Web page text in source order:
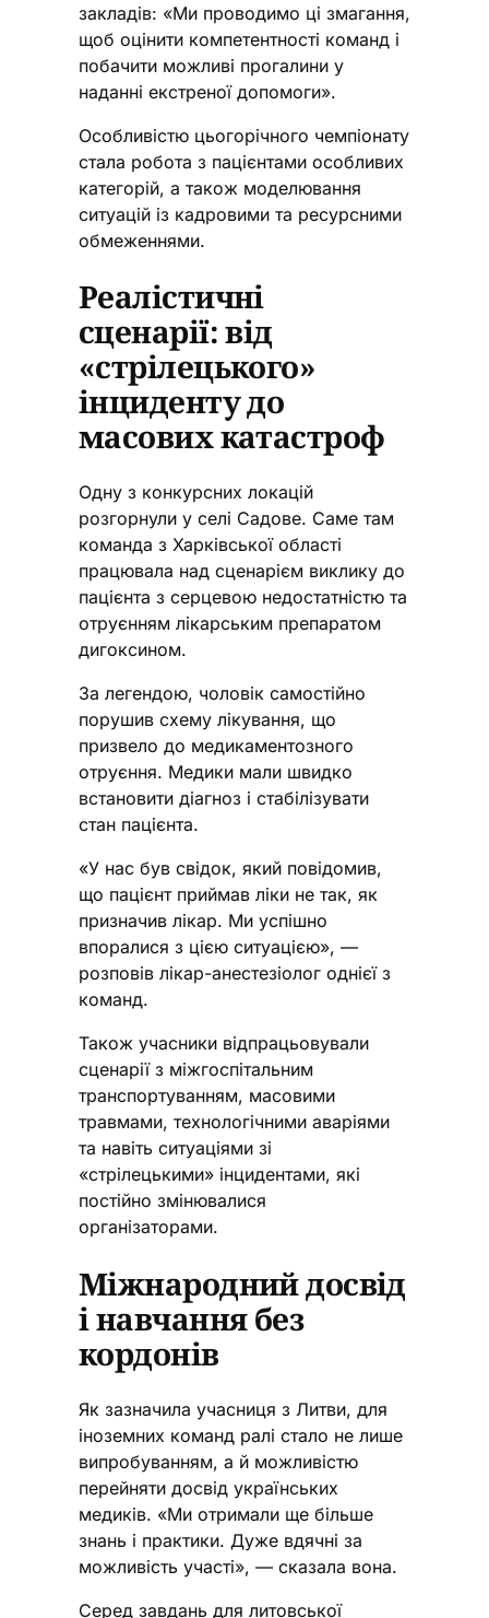
закладів: «Ми проводимо ці змагання,
щоб оцінити компетентності команд і
побачити можливі прогалини у
наданні екстреної допомоги».
Особливістю цьогорічного чемпіонату
стала робота з пацієнтами особливих
категорій, а також моделювання
ситуацій із кадровими та ресурсними
обмеженнями.
Реалістичні
сценарії: від
«стрілецького»
інциденту до
масових катастроф
Одну з конкурсних локацій
розгорнули у селі Садове. Саме там
команда з Харківської області
працювала над сценарієм виклику до
пацієнта з серцевою недостатністю та
отруєнням лікарським препаратом
дигоксином.
За легендою, чоловік самостійно
порушив схему лікування, що
призвело до медикаментозного
отруєння. Медики мали швидко
встановити діагноз і стабілізувати
стан пацієнта.
«У нас був свідок, який повідомив,
що пацієнт приймав ліки не так, як
призначив лікар. Ми успішно
впоралися з цією ситуацією», —
розповів лікар-анестезіолог однієї з
команд.
Також учасники відпрацьовували
сценарії з міжгоспітальним
транспортуванням, масовими
травмами, технологічними аваріями
та навіть ситуаціями зі
«стрілецькими» інцидентами, які
постійно змінювалися
організаторами.
Міжнародний досвід
і навчання без
кордонів
Як зазначила учасниця з Литви, для
іноземних команд ралі стало не лише
випробуванням, а й можливістю
перейняти досвід українських
медиків. «Ми отримали ще більше
знань і практики. Дуже вдячні за
можливість участі», — сказала вона.
Серед завдань для литовської